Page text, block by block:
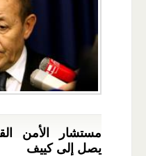
مستشار الأمن
يصل إلى كييف